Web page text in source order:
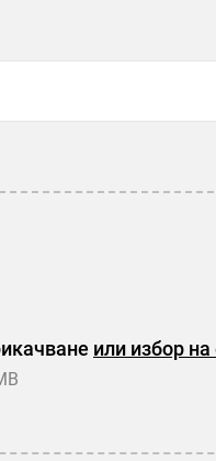
или избор